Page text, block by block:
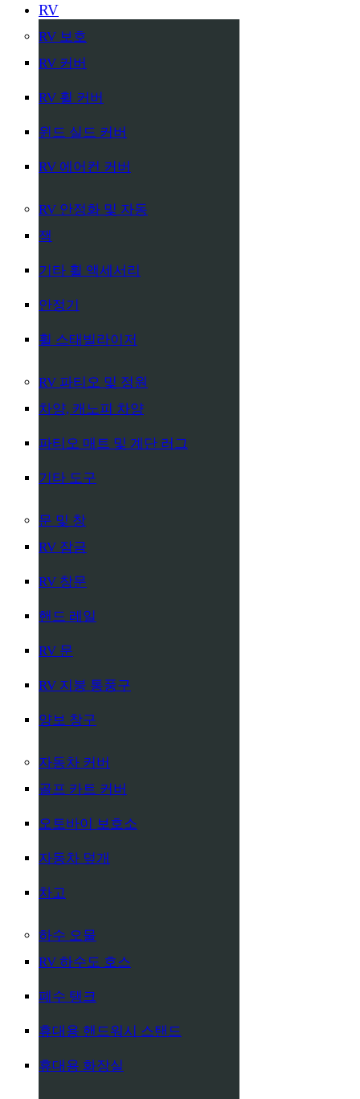
RV
RV 보호
RV 커버
RV 휠 커버
윈드 실드 커버
RV 에어컨 커버
RV 안정화 및 자동
잭
기타 휠 액세서리
안정기
휠 스태빌라이저
RV 파티오 및 정원
차양, 캐노피 차양
파티오 매트 및 계단 러그
기타 도구
문 및 창
RV 잠금
RV 창문
핸드 레일
RV 문
RV 지붕 통풍구
양보 창구
자동차 커버
골프 카트 커버
오토바이 보호소
자동차 덮개
차고
하수 오물
RV 하수도 호스
폐수 탱크
휴대용 핸드워시 스탠드
휴대용 화장실